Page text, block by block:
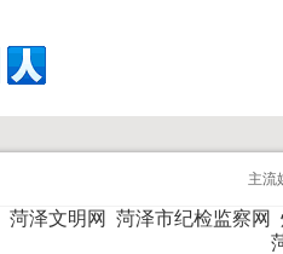
主流
菏泽文明网 菏泽市纪检监察网